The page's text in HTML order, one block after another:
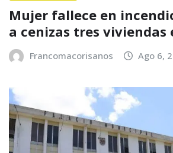
Mujer fallece en
a cenizas tres viviendas
Francomacorisanos Ago 6,